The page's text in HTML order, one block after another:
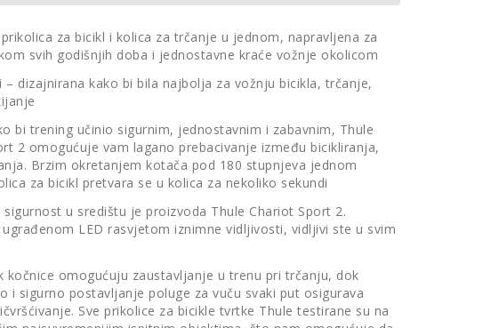
za bicikl i kolica za trčanje u jednom, napravljena za
svih godišnjih doba i jednostavne kraće vožnje okolicom
– dizajnirana kako bi bila najbolja za vožnju bicikla, trčanje,
bi trening učinio sigurnim, jednostavnim i zabavnim, Thule
2 omogućuje vam lagano prebacivanje između bicikliranja,
Brzim okretanjem kotača pod 180 stupnjeva jednom
za bicikl pretvara se u kolica za nekoliko sekundi
sigurnost u središtu je proizvoda Thule Chariot Sport 2.
LED rasvjetom iznimne vidljivosti, vidljivi ste u svim
kočnice omogućuju zaustavljanje u trenu pri trčanju, dok
i sigurno postavljanje poluge za vuču svaki put osigurava
Sve prikolice za bicikle tvrtke Thule testirane su na